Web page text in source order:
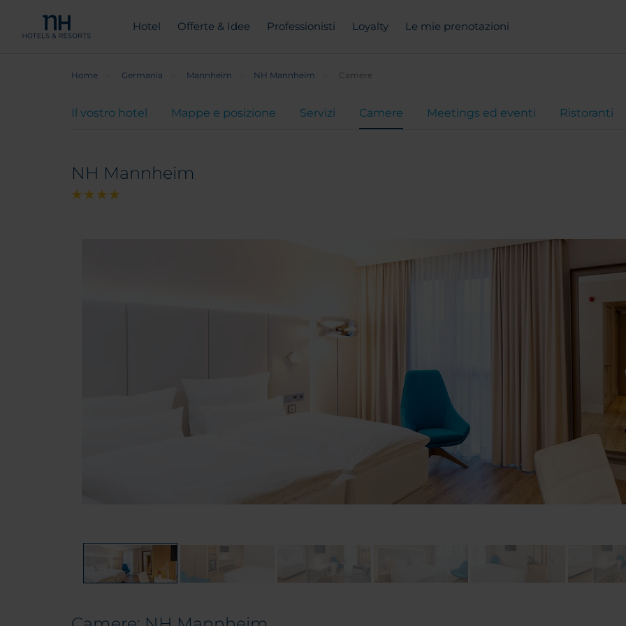
Hotel Offerte & Idee Professionisti Loyalty Le mie prenotazioni
Home Germania Mannheim NH Mannheim Camere
Il vostro hotel Mappe e posizione Servizi Camere Meetings ed eventi Ristoranti
NH Mannheim